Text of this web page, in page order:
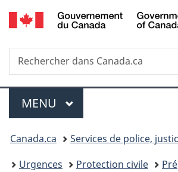
Passer
au
principal
Passer
à
Au
du
Passer
à
version
Recherche
Rechercher
dans
Menu
MENU PRINCIPAL
Vous
êtes
Canada.ca
Services de police,
Urgences
Protection civile